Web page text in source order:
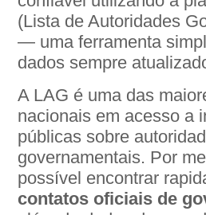
(Lista de Autoridades
— uma ferramenta
dados sempre
A LAG é uma das
nacionais em acesso a
públicas sobre
governamentais. Por
possível encontrar
contatos oficiais de